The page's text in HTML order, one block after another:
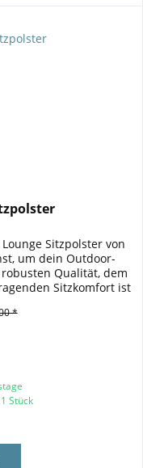
Sitzpolster von
um dein Outdoor-
Qualität, dem
Sitzkomfort ist
*
Stück